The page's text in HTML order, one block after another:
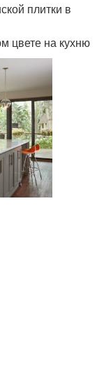
плитки в
цвете на кухню